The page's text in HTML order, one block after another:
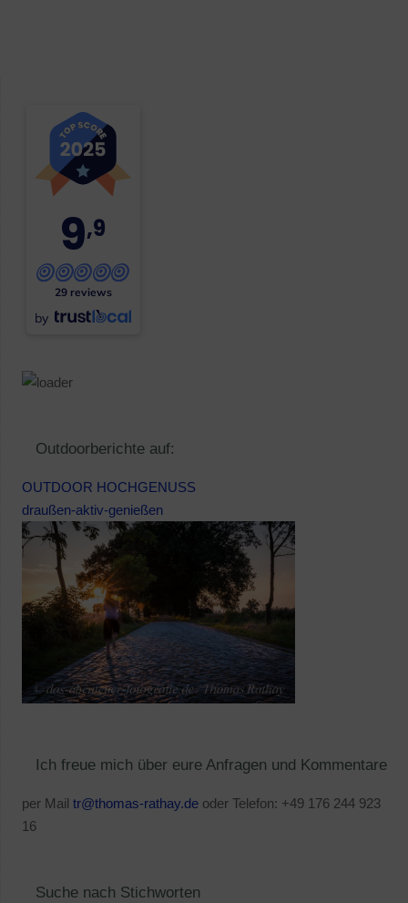
9,9
29 reviews
by
Outdoorberichte auf:
OUTDOOR HOCHGENUSS
draußen-aktiv-genießen
Ich freue mich über eure Anfragen und Kommentare
per Mail tr@thomas-rathay.deoder Telefon: +49 176 244 923
16
Suche nach Stichworten